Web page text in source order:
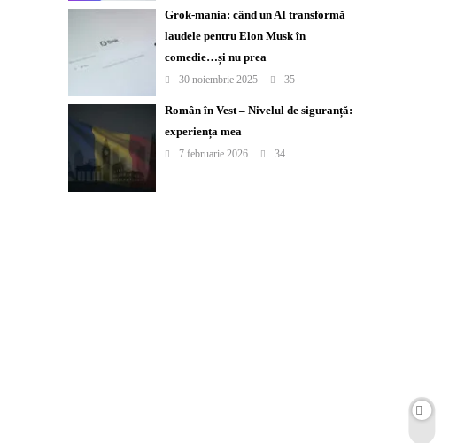
Grok-mania: când un AI transformă
laudele pentru Elon Musk în
comedie…și nu prea
30 noiembrie 2025 35
Român în Vest – Nivelul de siguranță:
experiența mea
7 februarie 2026 34